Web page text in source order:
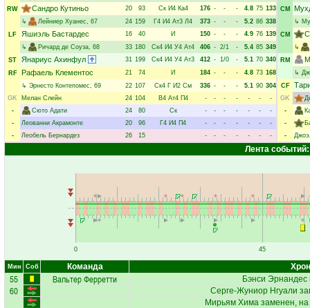
RW
Сандро Кутиньо 20 93 Ск И4 Ка4 176 - - - 4.8 75 133
↳
Лейниер Хуанес, 67 24 159 Г4 И4 Ат3 Л4 373 - - - 5.2 86 338
LF
Яшиэль Бастардес 16 40 И 150 - - - 4.9 76 139
↳
Ричард де Соуза, 68 33 180 Ск4 И4 У4 Ат4 406 - 2/1 - 5.4 85 349
ST
Янариус Ахинфул 31 199 Ск4 И4 У4 Ат3 412 - 1/0 - 5.1 70 340
RF
Рафаель Клементос 21 74 И 184 - - - 4.8 73 168
↳ Эрнесто Контепомес, 69 22 107 Ск4 Г И2 См 336 - - - 5.1 90 304
GK
Мелан Слейн 24 104 В4 Ат4 П4 - - - - - -
-
-
Сюто Адати 24 80 Ск - - - - - -
-
-
Леованни Акрамонте 20 96 Г4 И4 П4 - - - - - -
-
-
Леобель Бернардез 26 15 - - - - - - -
CM
↳
CM
↳
RM
↳
CF
GK
-
-
-
Лента событий:
0 45
Мин Соб Команда
55 Вальтер Ферретти Бэнси Эрнандес
60 Серге-Жуниор Нгуали
Мирьям Хима заменен,